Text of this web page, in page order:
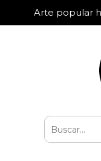
Arte popular